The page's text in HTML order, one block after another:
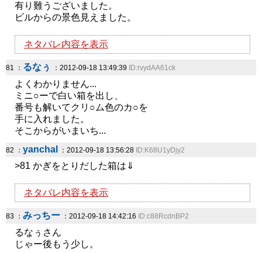
有り難うございました。
ビルからの景色見えました。
ネタバレ内容を表示
81 ： るなぅ ：2012-09-18 13:49:39 ID:rvydAA61ck
よくわかりません...
ミニ○ーで白い箱を出し、
番号も解いてクリ○ム色のカ○を
手に入れました。
そこからがいまいち...
82 ： yanchal ：2012-09-18 13:56:28 ID:K68U1yDjy2
>81 かぎをとりだした箱は⇓
ネタバレ内容を表示
83 ： みっちー ：2012-09-18 14:42:16 ID:c88RcdnBP2
るなぅさん
じゃー後もう少し。